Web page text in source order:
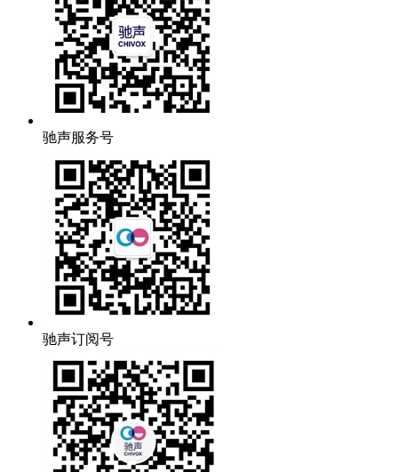
驰声服务号
驰声订阅号